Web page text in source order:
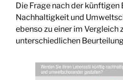
Die Frage nach der künftigen
Nachhaltigkeit und
ebenso zu einer im Vergleich
unterschiedlichen